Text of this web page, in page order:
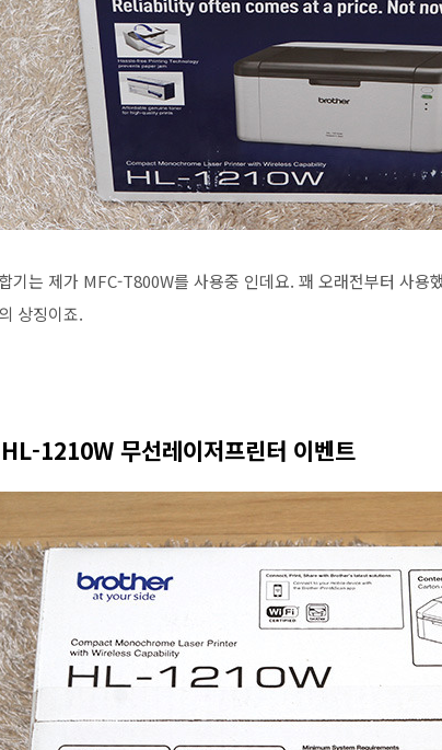
기는 제가 MFC-T800W를 사용중 인데요. 꽤 오래전부터 사용
상징이죠.
1210W 무선레이저프린터 이벤트